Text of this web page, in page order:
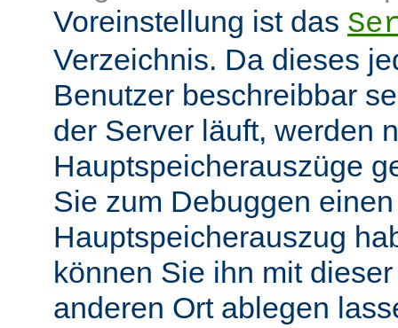
Voreinstellung ist das
Verzeichnis. Da dieses
Benutzer beschreibbar
der Server läuft, werden
Hauptspeicherauszüge
Sie zum Debuggen einen
Hauptspeicherauszug
können Sie ihn mit
anderen Ort ablegen